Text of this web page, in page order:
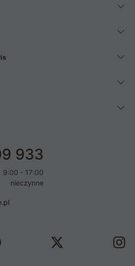
933
9:00 - 17:00
nieczynne